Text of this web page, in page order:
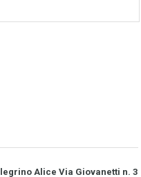
Alice Via Giovanetti n. 3